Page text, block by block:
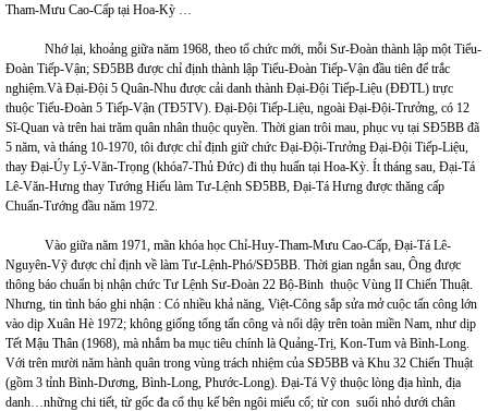
Tham-Mưu Cao-Cấp tại Hoa-Kỳ …
Nhớ lại, khoảng giữa năm 1968, theo tổ chức mới, mỗi Sư-Đoàn thành lập một Tiểu-
Đoàn Tiếp-Vận; SĐ5BB được chỉ định thành lập Tiểu-Đoàn Tiếp-Vận đầu tiên để trắc
nghiệm.Và Đại-Đội 5 Quân-Nhu được cải danh thành Đại-Đội Tiếp-Liệu (ĐĐTL) trực
thuộc Tiểu-Đoàn 5 Tiếp-Vận (TĐ5TV). Đại-Đội Tiếp-Liệu, ngoài Đại-Đội-Trưởng, có 12
Sĩ-Quan và trên hai trăm quân nhân thuộc quyền. Thời gian trôi mau, phục vụ tại SĐ5BB đã
5 năm, và tháng 10-1970, tôi được chỉ định giữ chức Đại-Đội-Trưởng Đại-Đội Tiếp-Liệu,
thay Đại-Úy Lý-Văn-Trọng (khóa7-Thủ Đức) đi thụ huấn tại Hoa-Kỳ. Ít tháng sau, Đại-Tá
Lê-Văn-Hưng thay Tướng Hiếu làm Tư-Lệnh SĐ5BB, Đại-Tá Hưng được thăng cấp
Chuẩn-Tướng đầu năm 1972.
Vào giữa năm 1971, mãn khóa học Chỉ-Huy-Tham-Mưu Cao-Cấp, Đại-Tá Lê-
Nguyên-Vỹ được chỉ định về làm Tư-Lệnh-Phó/SĐ5BB. Thời gian ngắn sau, Ông được
thông báo chuẩn bị nhận chức Tư Lệnh Sư-Đoàn 22 Bộ-Binh thuộc Vùng II Chiến Thuật.
Nhưng, tin tình báo ghi nhận : Có nhiều khả năng, Việt-Công sắp sửa mở cuộc tấn công lớn
vào dịp Xuân Hè 1972; không giống tổng tấn công và nổi dậy trên toàn miền Nam, như dịp
Tết Mậu Thân (1968), mà nhắm ba mục tiêu chính là Quảng-Trị, Kon-Tum và Bình-Long.
Với trên mười năm hành quân trong vùng trách nhiệm của SĐ5BB và Khu 32 Chiến Thuật
(gồm 3 tỉnh Bình-Dương, Bình-Long, Phước-Long). Đại-Tá Vỹ thuộc lòng địa hình, địa
danh…những chi tiết, từ gốc đa cổ thụ kế bên ngôi miếu cổ; từ con suối nhỏ dưới chân